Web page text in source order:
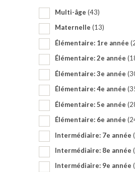
Multi-âge (43)
Maternelle (13)
Élémentaire: 1re année
Élémentaire: 2e année
Élémentaire: 3e année
Élémentaire: 4e année
Élémentaire: 5e année
Élémentaire: 6e année
Intermédiaire: 7e année
Intermédiaire: 8e année
Intermédiaire: 9e année